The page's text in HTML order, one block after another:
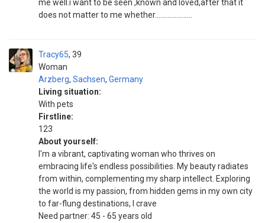
me well.i want to be seen ,known and loved,after that it
does not matter to me whether.....................
Tracy65
Woman
39
Arzberg, Sachsen, Germany
Living situation:
With pets
Firstline:
123
About yourself:
I'm a vibrant, captivating woman who thrives on
embracing life's endless possibilities. My beauty radiates
from within, complementing my sharp intellect. Exploring
the world is my passion, from hidden gems in my own city
to far-flung destinations, I crave
Need partner: 45 - 65 years old